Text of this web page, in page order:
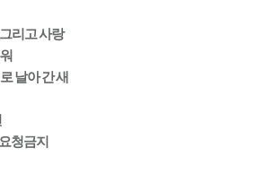
리고 사랑
날아 간 새
청금지